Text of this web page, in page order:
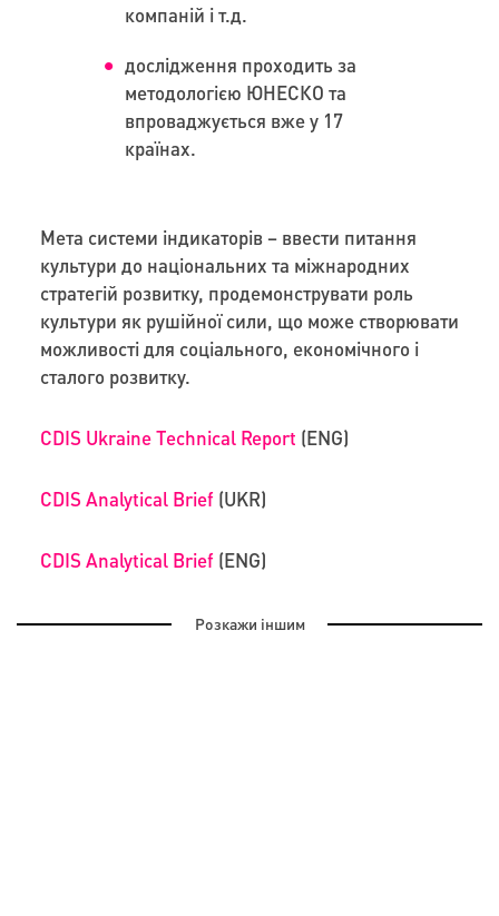
компаній і т.д.
дослідження проходить за
методологією ЮНЕСКО та
впроваджується вже у 17
країнах.
Мета системи індикаторів – ввести питання
культури до національних та міжнародних
стратегій розвитку, продемонструвати роль
культури як рушійної сили, що може створювати
можливості для соціального, економічного і
сталого розвитку.
CDIS Ukraine Technical Report (ENG)
CDIS Analytical Brief (UKR)
CDIS Analytical Brief (ENG)
Розкажи іншим